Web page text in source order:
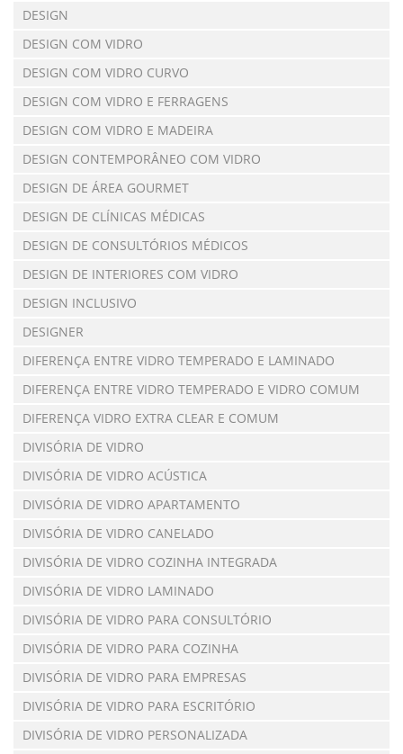
DESIGN
DESIGN COM VIDRO
DESIGN COM VIDRO CURVO
DESIGN COM VIDRO E FERRAGENS
DESIGN COM VIDRO E MADEIRA
DESIGN CONTEMPORÂNEO COM VIDRO
DESIGN DE ÁREA GOURMET
DESIGN DE CLÍNICAS MÉDICAS
DESIGN DE CONSULTÓRIOS MÉDICOS
DESIGN DE INTERIORES COM VIDRO
DESIGN INCLUSIVO
DESIGNER
DIFERENÇA ENTRE VIDRO TEMPERADO E LAMINADO
DIFERENÇA ENTRE VIDRO TEMPERADO E VIDRO COMUM
DIFERENÇA VIDRO EXTRA CLEAR E COMUM
DIVISÓRIA DE VIDRO
DIVISÓRIA DE VIDRO ACÚSTICA
DIVISÓRIA DE VIDRO APARTAMENTO
DIVISÓRIA DE VIDRO CANELADO
DIVISÓRIA DE VIDRO COZINHA INTEGRADA
DIVISÓRIA DE VIDRO LAMINADO
DIVISÓRIA DE VIDRO PARA CONSULTÓRIO
DIVISÓRIA DE VIDRO PARA COZINHA
DIVISÓRIA DE VIDRO PARA EMPRESAS
DIVISÓRIA DE VIDRO PARA ESCRITÓRIO
DIVISÓRIA DE VIDRO PERSONALIZADA